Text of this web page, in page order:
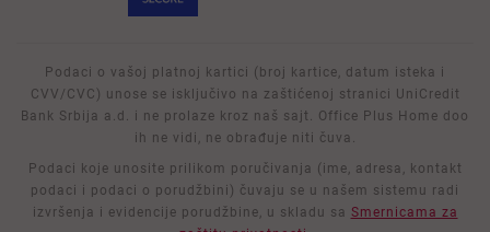
Podaci o vašoj platnoj kartici (broj kartice, datum isteka i
CVV/CVC) unose se isključivo na zaštićenoj stranici UniCredit
Bank Srbija a.d. i ne prolaze kroz naš sajt. Office Plus Home doo
ih ne vidi, ne obrađuje niti čuva.
Podaci koje unosite prilikom poručivanja (ime, adresa, kontakt
podaci i podaci o porudžbini) čuvaju se u našem sistemu radi
izvršenja i evidencije porudžbine, u skladu sa Smernicama za